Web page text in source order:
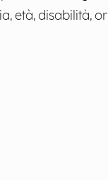
età, disabilità,